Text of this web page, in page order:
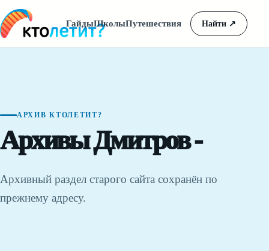
ГайдыШколыПутешествия Найти ↗
АРХИВ КТОЛЕТИТ?
Архивы Дмитров -
Архивный раздел старого сайта сохранён по
прежнему адресу.